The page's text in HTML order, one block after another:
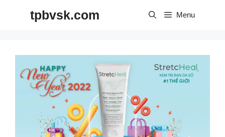
tpbvsk.com Menu